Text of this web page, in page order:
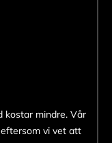
kostar mindre. Vår
vi vet att